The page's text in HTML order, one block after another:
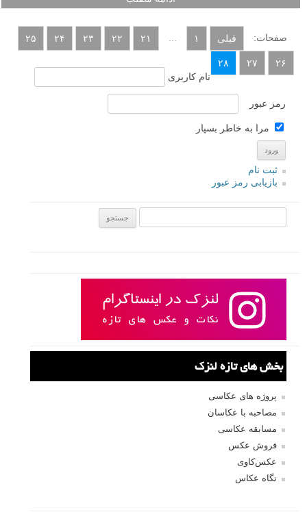
گاهی اوقات، تحت شرایطی خاص، تصویری که با DSLR شما گرفته می‌شود
اطلاعات زیادی در خود دارد و در عکس نویز و نقطه نقطه های مصنوعی ایجاد
می شود. این به خصوص زمانی به عنوان یک مشکل مطرح می‌شود که
بگیرد، حجم زیادی از نویز عکس، قابل حذف است. در ادامه به بیان این
روش می پردازیم.
صفحات: قبلی ۱ ... ۲۱ ۲۲
رمز عبور
مرا به خاطر بسپار
بازیابی رمز عبور
جستجو یرای: